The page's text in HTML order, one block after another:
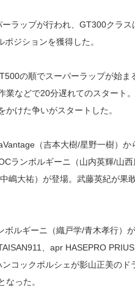
ラップが行われ、GT300クラ
ジションを獲得した。
の順でスーパーラップが始ま
業などで20分遅れてのスター
けた争いがスタートした。
（吉本大樹/星野一樹）
ランボルギーニ（山内英輝/山西
嶋大祐）が登場。武藤英紀が果
ボルギーニ（織戸学/青木孝行）
、apr HASEPRO
コックポルシェが影山正美のド
なった。